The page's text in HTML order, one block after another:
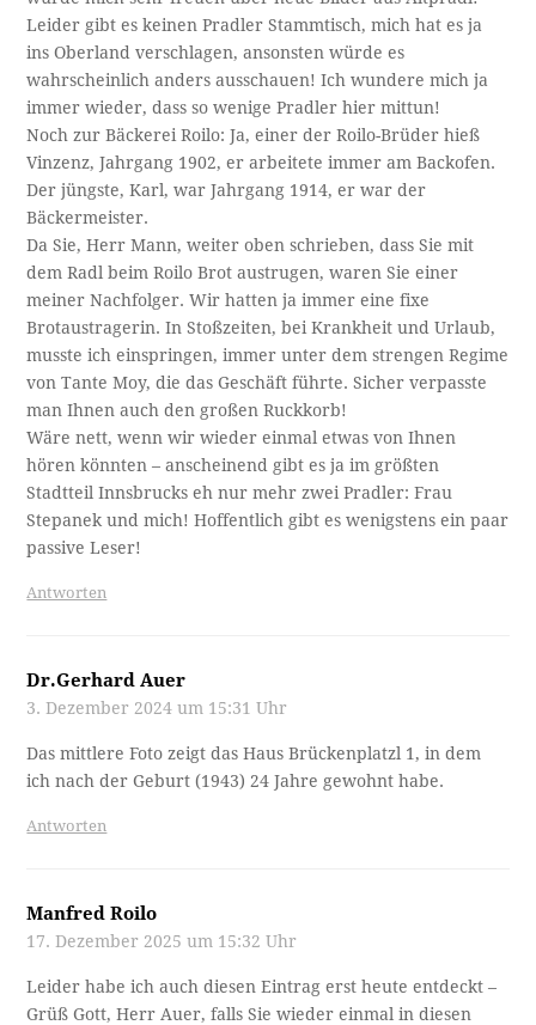
Leider gibt es keinen Pradler Stammtisch, mich hat es ja
ins Oberland verschlagen, ansonsten würde es
wahrscheinlich anders ausschauen! Ich wundere mich ja
immer wieder, dass so wenige Pradler hier mittun!
Noch zur Bäckerei Roilo: Ja, einer der Roilo-Brüder hieß
Vinzenz, Jahrgang 1902, er arbeitete immer am Backofen.
Der jüngste, Karl, war Jahrgang 1914, er war der
Bäckermeister.
Da Sie, Herr Mann, weiter oben schrieben, dass Sie mit
dem Radl beim Roilo Brot austrugen, waren Sie einer
meiner Nachfolger. Wir hatten ja immer eine fixe
Brotaustragerin. In Stoßzeiten, bei Krankheit und Urlaub,
musste ich einspringen, immer unter dem strengen Regime
von Tante Moy, die das Geschäft führte. Sicher verpasste
man Ihnen auch den großen Ruckkorb!
Wäre nett, wenn wir wieder einmal etwas von Ihnen
hören könnten – anscheinend gibt es ja im größten
Stadtteil Innsbrucks eh nur mehr zwei Pradler: Frau
Stepanek und mich! Hoffentlich gibt es wenigstens ein paar
passive Leser!
Antworten
Dr.Gerhard Auer
3. Dezember 2024 um 15:31 Uhr
Das mittlere Foto zeigt das Haus Brückenplatzl 1, in dem
ich nach der Geburt (1943) 24 Jahre gewohnt habe.
Antworten
Manfred Roilo
17. Dezember 2025 um 15:32 Uhr
Leider habe ich auch diesen Eintrag erst heute entdeckt –
Grüß Gott, Herr Auer, falls Sie wieder einmal in diesen